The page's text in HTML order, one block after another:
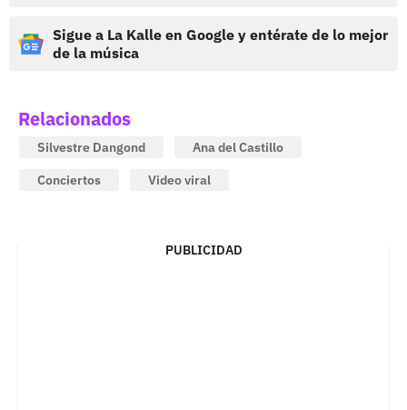
Sigue a La Kalle en Google y entérate de lo mejor
de la música
Relacionados
Silvestre Dangond
Ana del Castillo
Conciertos
Video viral
PUBLICIDAD